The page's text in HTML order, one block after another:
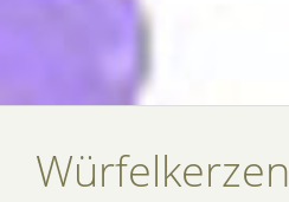
Würfelkerzen